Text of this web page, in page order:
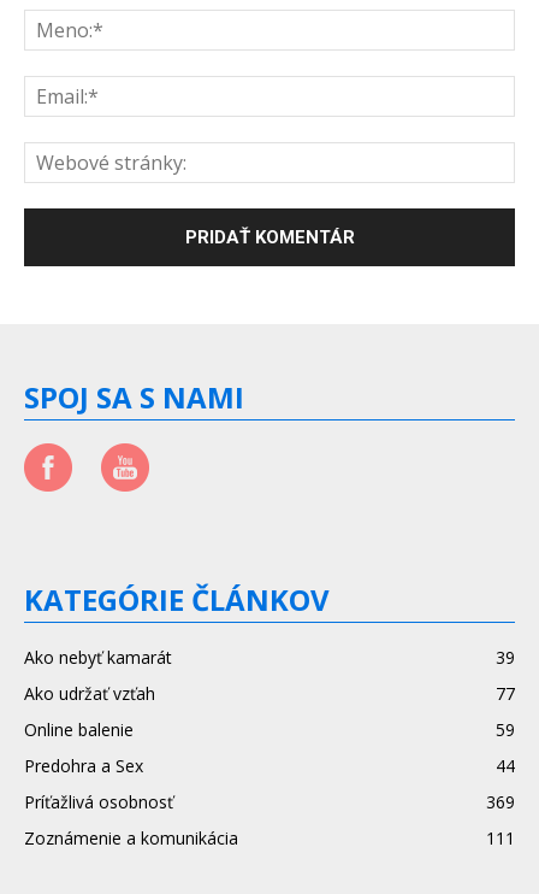
SPOJ SA S NAMI
KATEGÓRIE ČLÁNKOV
Ako nebyť kamarát
39
Ako udržať vzťah
77
Online balenie
59
Predohra a Sex
44
Príťažlivá osobnosť
369
Zoznámenie a komunikácia
111